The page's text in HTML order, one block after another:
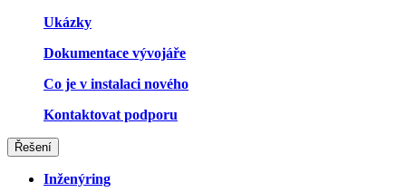
Ukázky
Dokumentace vývojáře
Co je v instalaci nového
Kontaktovat podporu
Řešení
Inženýring